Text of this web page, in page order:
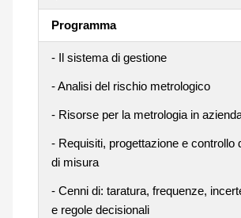
Programma
- Il sistema di gestione
- Analisi del rischio metrologico
- Risorse per la metrologia in
- Requisiti, progettazione e controllo
di misura
- Cenni di: taratura, frequenze,
e regole decisionali